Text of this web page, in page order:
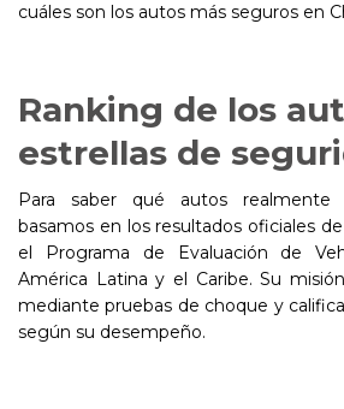
cuáles son los autos más seguros en
Ranking de los
estrellas de
Para saber qué autos
basamos en los resultados oficiales de
el Programa de Evaluación de
América Latina y el Caribe. Su
mediante pruebas de choque y
según su desempeño.